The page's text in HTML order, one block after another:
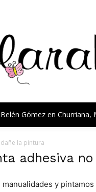
Gómez en Churriana,
la pintura
adhesiva
y